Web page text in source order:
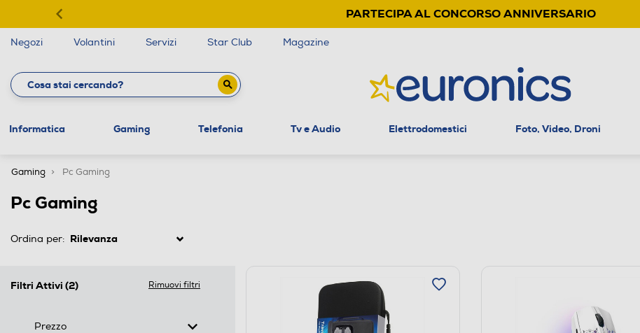
PARTECIPA AL CONCORSO ANNIVERSARIO
Negozi Volantini Servizi Star Club Magazine
Informatica Gaming Telefonia Tv e Audio Elettrodomestici Foto, Video, Droni
Gaming Pc Gaming
Pc Gaming
Ordina per:
Filtri Attivi (2) Rimuovi filtri
Prezzo